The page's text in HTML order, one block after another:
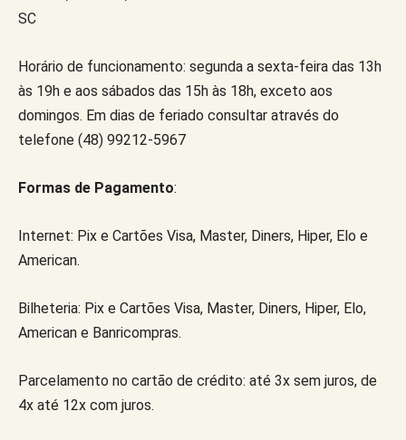
SC
Horário de funcionamento: segunda a sexta-feira das 13h
às 19h e aos sábados das 15h às 18h, exceto aos
domingos. Em dias de feriado consultar através do
telefone (48) 99212-5967
Formas de Pagamento:
Internet: Pix e Cartões Visa, Master, Diners, Hiper, Elo e
American.
Bilheteria: Pix e Cartões Visa, Master, Diners, Hiper, Elo,
American e Banricompras.
Parcelamento no cartão de crédito: até 3x sem juros, de
4x até 12x com juros.